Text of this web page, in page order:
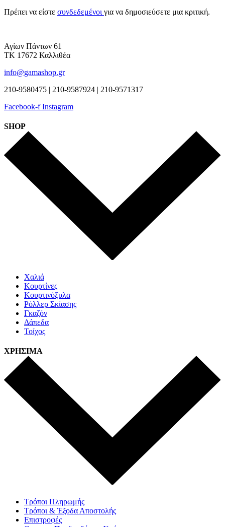
Πρέπει να είστε συνδεδεμένοι για να δημοσιεύσετε μια κριτική.
Αγίων Πάντων 61
ΤΚ 17672 Καλλιθέα
info@gamashop.gr
210-9580475 | 210-9587924 | 210-9571317
Facebook-f Instagram
SHOP
Χαλιά
Κουρτίνες
Κουρτινόξυλα
Ρόλλερ Σκίασης
Γκαζόν
Δάπεδα
Τοίχος
ΧΡΗΣΙΜΑ
Τρόποι Πληρωμής
Τρόποι & Έξοδα Αποστολής
Επιστροφές